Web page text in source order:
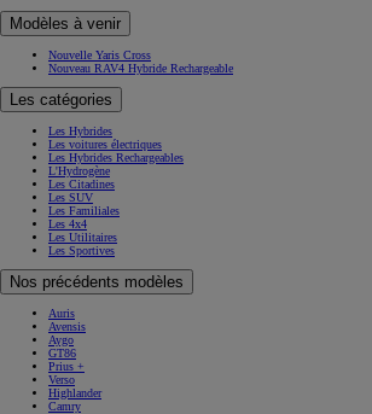
Modèles à venir
Nouvelle Yaris Cross
Nouveau RAV4 Hybride Rechargeable
Les catégories
Les Hybrides
Les voitures électriques
Les Hybrides Rechargeables
L'Hydrogène
Les Citadines
Les SUV
Les Familiales
Les 4x4
Les Utilitaires
Les Sportives
Nos précédents modèles
Auris
Avensis
Aygo
GT86
Prius +
Verso
Highlander
Camry